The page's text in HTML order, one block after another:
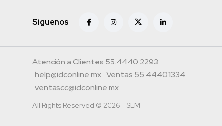
Siguenos
Atención a Clientes 55.4440.2293
help@idconline.mx Ventas 55.4440.1334
ventascc@idconline.mx
All Rights Reserved © 2026 - SLM